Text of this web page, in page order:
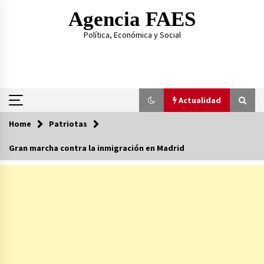
Agencia FAES
Política, Económica y Social
Actualidad
Actualidad
Al hermano de Pedro Sánchez la condena le
Home Patriotas
Gran marcha contra la inmigración en Madrid